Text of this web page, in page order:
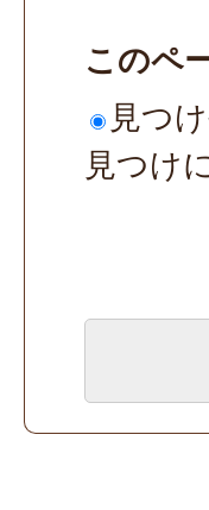
このペ
見つ
見つけ